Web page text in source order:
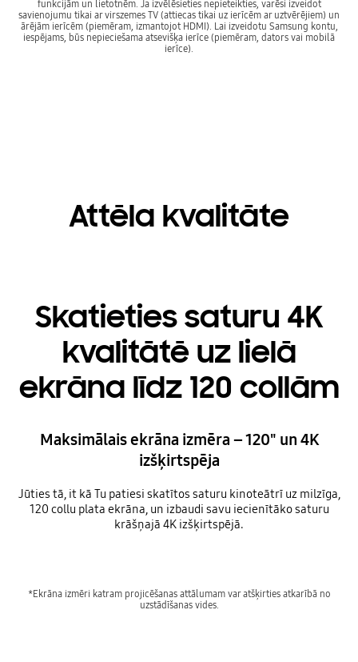
funkcijām un lietotnēm. Ja izvēlēsieties nepieteikties, varēsi izveidot
savienojumu tikai ar virszemes TV (attiecas tikai uz ierīcēm ar uztvērējiem) un
ārējām ierīcēm (piemēram, izmantojot HDMI). Lai izveidotu Samsung kontu,
iespējams, būs nepieciešama atsevišķa ierīce (piemēram, dators vai mobilā
ierīce).
Attēla kvalitāte
Skatieties saturu 4K
kvalitātē uz lielā
ekrāna līdz 120 collām
Maksimālais ekrāna izmēra – 120" un 4K
izšķirtspēja
Jūties tā, it kā Tu patiesi skatītos saturu kinoteātrī uz milzīga,
120 collu plata ekrāna, un izbaudi savu iecienītāko saturu
krāšņajā 4K izšķirtspējā.
*Ekrāna izmēri katram projicēšanas attālumam var atšķirties atkarībā no
uzstādīšanas vides.